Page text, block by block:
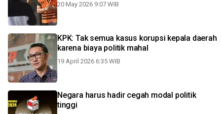
20 May 2026 9:07 WIB
KPK: Tak semua kasus korupsi kepala daerah
karena biaya politik mahal
19 April 2026 6:35 WIB
Negara harus hadir cegah modal politik
tinggi